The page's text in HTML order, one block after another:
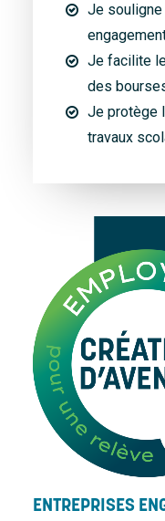
ENTREPRISES
Je
Je facilite
des
Je protège
travaux